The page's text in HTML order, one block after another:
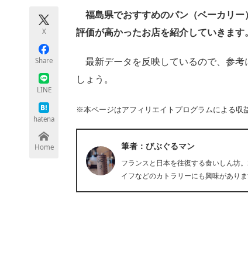
ちょっと気になるネットの話題
X
Share
LINE
hatena
Home
福島県でおすすめのパン（ベーカリー
評価が高かったお店を紹介していきます
最新データを反映しているので、参考
しょう。
※本ページはアフィリエイトプログラムによる収
筆者：びぶぐるマン
フランスと日本を往復する食いしん坊
イフなどのカトラリーにも興味がありま